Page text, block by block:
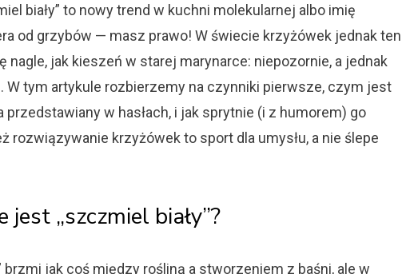
biały” to nowy trend w kuchni molekularnej albo imię
od grzybów — masz prawo! W świecie krzyżówek jednak ten
nagle, jak kieszeń w starej marynarce: niepozornie, a jednak
W tym artykule rozbierzemy na czynniki pierwsze, czym jest
przedstawiany w hasłach, i jak sprytnie (i z humorem) go
rozwiązywanie krzyżówek to sport dla umysłu, a nie ślepe
jest „szczmiel biały”?
brzmi jak coś między rośliną a stworzeniem z baśni, ale w